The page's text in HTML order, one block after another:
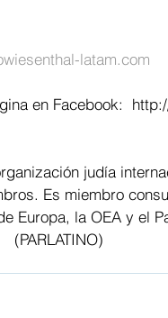
latam.com
en Facebook:
judía
Es miembro
Europa, la OEA y el
(PARLATINO)